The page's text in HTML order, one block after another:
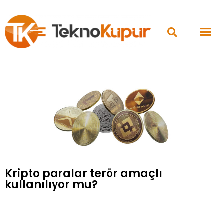
Kripto paralar terör amaçlı
kullanılıyor mu?